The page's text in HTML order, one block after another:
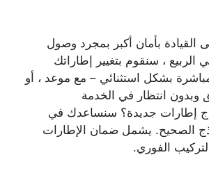
بأمان أكبر بمجرد وصول
الربيع ، سنقوم بتغيير إطاراتك
بشكل استثنائي – مع موعد ، أو
وبدون انتظار في الخدمة
إطارات جديدة؟ سنساعدك في
الصحيح. يشمل ضمان الإطارات